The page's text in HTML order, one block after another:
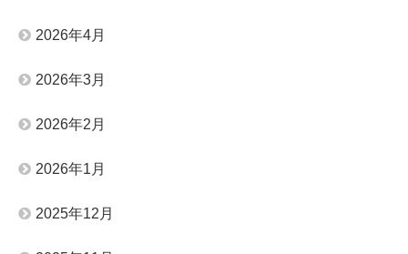
2026年4月
2026年3月
2026年2月
2026年1月
2025年12月